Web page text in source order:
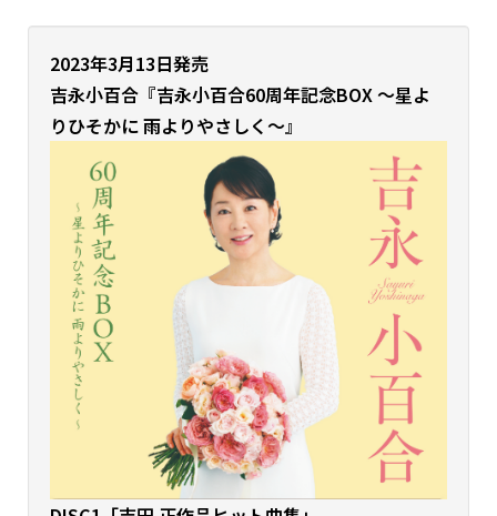
2023年3月13日発売
吉永小百合『吉永小百合60周年記念BOX ～星よ
りひそかに 雨よりやさしく～』